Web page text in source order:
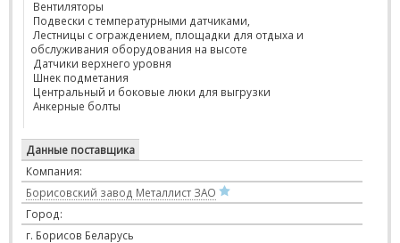
Вентиляторы
Подвески с температурными датчиками,
Лестницы с ограждением, площадки для отдыха и
обслуживания оборудования на высоте
Датчики верхнего уровня
Шнек подметания
Центральный и боковые люки для выгрузки
Анкерные болты
Данные поставщика
Компания:
Борисовский завод Металлист ЗАО
Город:
г. Борисов Беларусь